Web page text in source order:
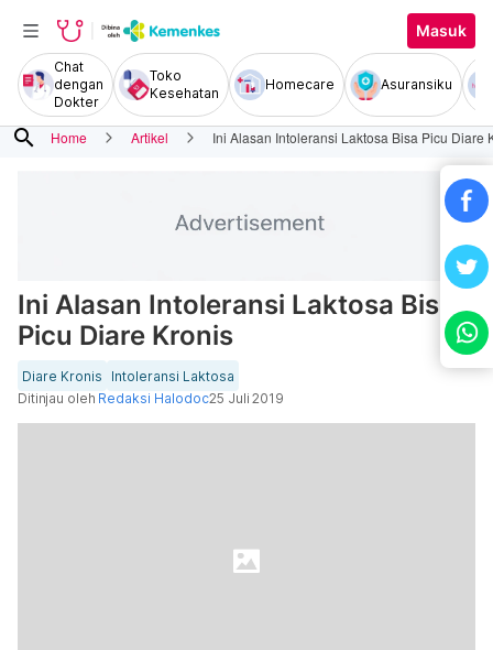
Masuk
Chat
dengan
Dokter
Toko
Kesehatan
Homecare Asuransiku
search Home Artikel Ini Alasan Intoleransi Laktosa Bisa Picu Diare
Ini Alasan Intoleransi Laktosa Bisa
Picu Diare Kronis
Diare Kronis
Intoleransi Laktosa
Ditinjau oleh Redaksi Halodoc25 Juli 2019